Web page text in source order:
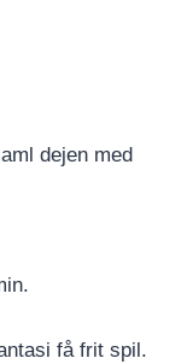
dejen med
få frit spil.